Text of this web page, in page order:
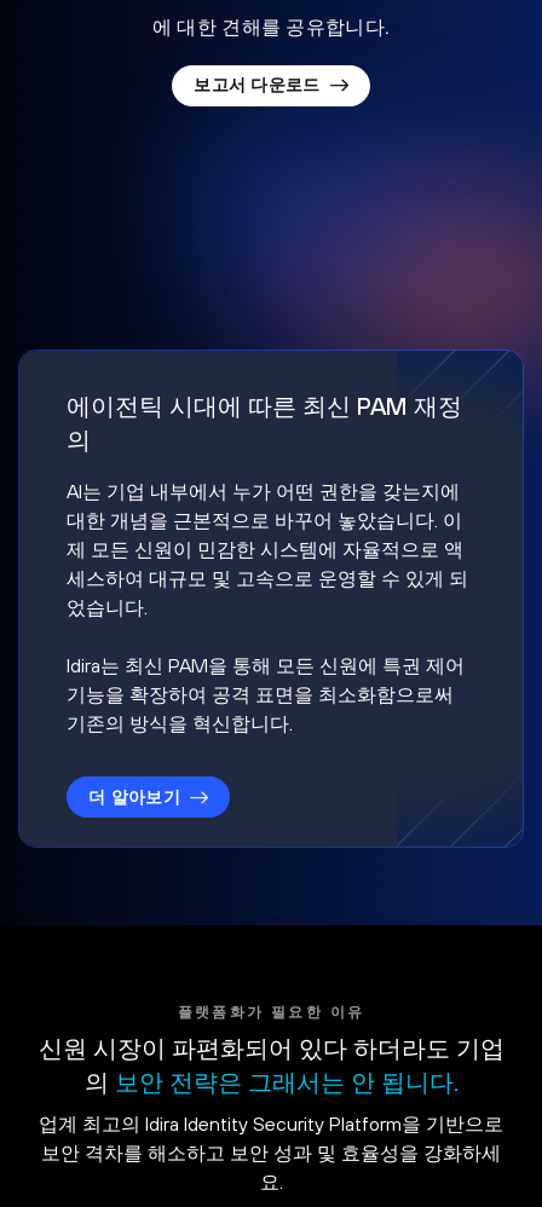
에 대한 견해를 공유합니다.
보고서 다운로드
에이전틱 시대에 따른 최신 PAM 재정
의
AI는 기업 내부에서 누가 어떤 권한을 갖는지에
대한 개념을 근본적으로 바꾸어 놓았습니다. 이
제 모든 신원이 민감한 시스템에 자율적으로 액
세스하여 대규모 및 고속으로 운영할 수 있게 되
었습니다.
Idira는 최신 PAM을 통해 모든 신원에 특권 제어
기능을 확장하여 공격 표면을 최소화함으로써
기존의 방식을 혁신합니다.
더 알아보기
플랫폼화가 필요한 이유
신원 시장이 파편화되어 있다 하더라도 기업
의 보안 전략은 그래서는 안 됩니다.
업계 최고의 Idira Identity Security Platform을 기반으로
보안 격차를 해소하고 보안 성과 및 효율성을 강화하세
요.